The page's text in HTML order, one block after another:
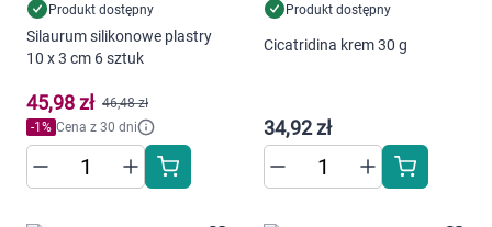
Motoryzacja
Grupy produktowe
Marki
Produkt dostępny
Silaurum silikonowe plastry
10 x 3 cm 6 sztuk
45,98 zł 46,48 zł
-1 % Cena z 30 dni
Produkt dostępny
Cicatridina krem 30 g
34,92 zł